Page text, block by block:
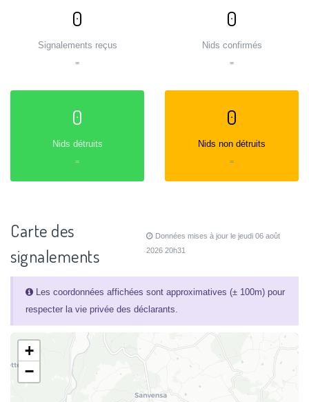
0
Signalements reçus
=
0
Nids confirmés
=
0
Nids détruits
=
0
Nids non détruits
=
Carte des
signalements
Données mises à jour le jeudi 06 août
2026 20h31
Les coordonnées affichées sont approximatives (± 100m) pour
respecter la vie privée des déclarants.
+
−